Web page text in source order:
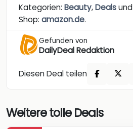
Kategorien: Beauty,Dealsund
Shop: amazon.de.
Gefunden von
DailyDeal Redaktion
Diesen Deal teilen
Weitere tolle Deals